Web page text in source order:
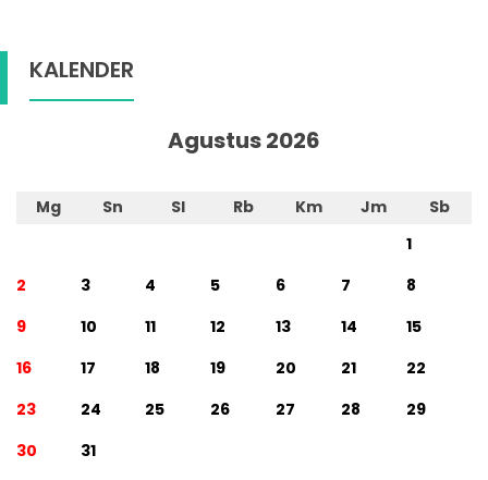
KALENDER
Agustus 2026
Mg Sn Sl Rb Km Jm
Sb
1
2
3 4 5 6 7
8
9
10 11 12 13 14
15
16
17 18 19 20 21
22
23
24 25 26 27 28
29
30
31